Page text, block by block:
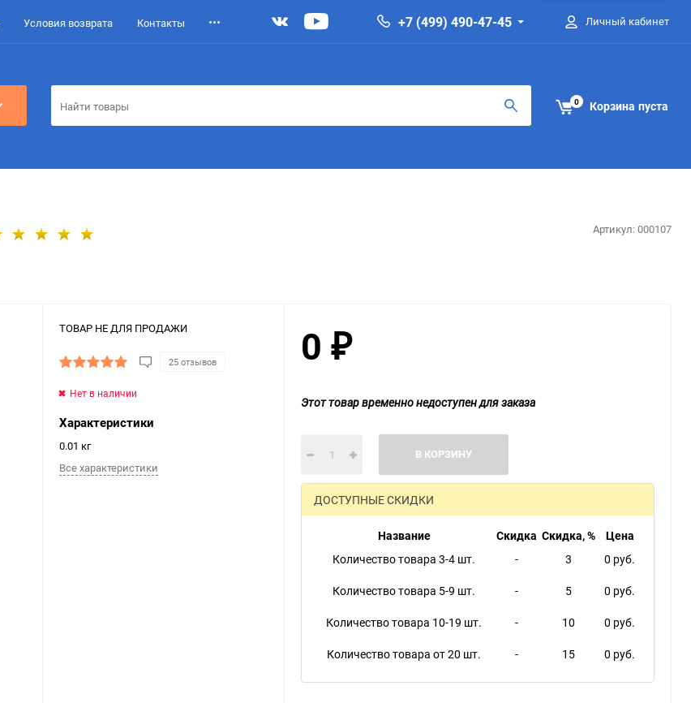
Условия возврата Контакты +7 (499) 490-47-45 Личный кабинет
0 Корзина пуста
Артикул:000107
ТОВАР НЕ ДЛЯ ПРОДАЖИ
25 отзывов
Нет в наличии
Характеристики
0.01 кг
Все характеристики
0 ₽
Этот товар временно недоступен для заказа
В КОРЗИНУ
ДОСТУПНЫЕ СКИДКИ
Название Скидка Скидка, %
Цена
Количество товара 3-4 шт.
- 3 0 руб.
Количество товара 5-9 шт. - 5 0 руб.
Количество товара 10-19 шт. - 10 0 руб.
Количество товара от 20 шт. - 15 0 руб.